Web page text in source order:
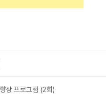
상 프로그램 (2회)